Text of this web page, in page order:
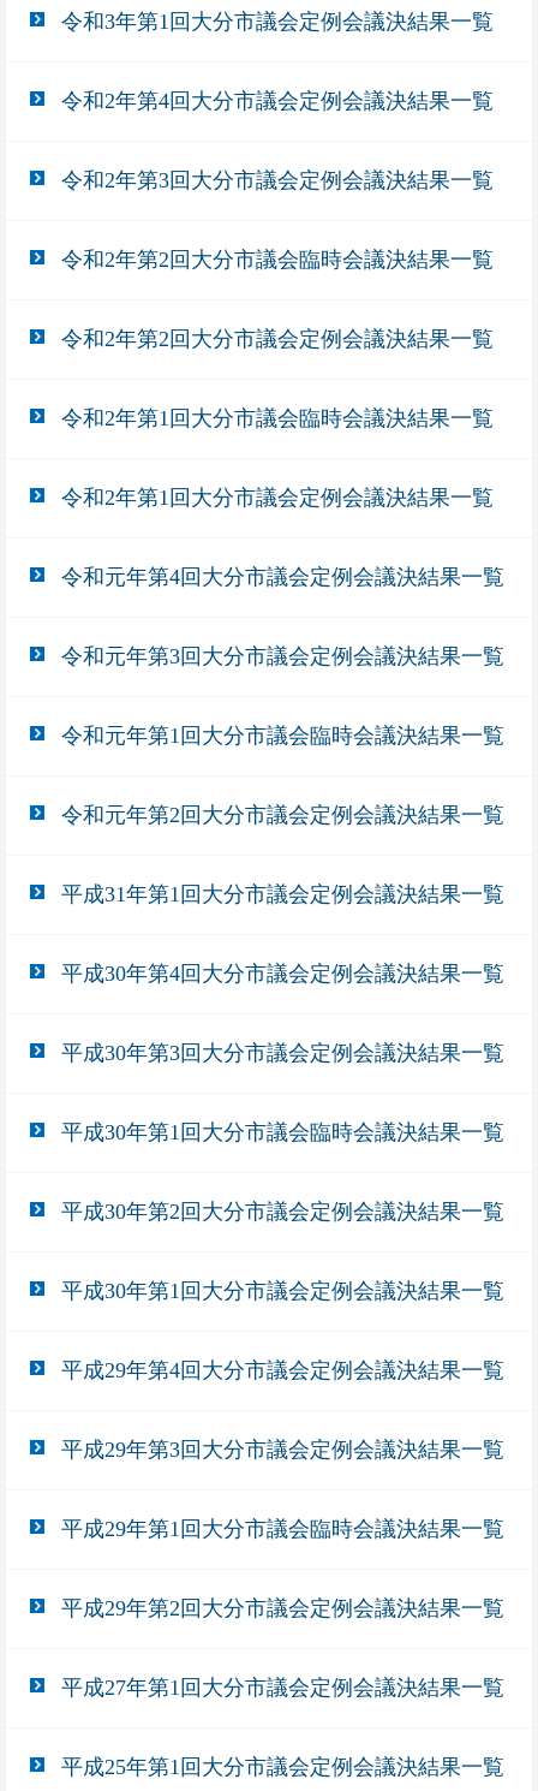
令和3年第1回大分市議会定例会議決結果一覧
令和2年第4回大分市議会定例会議決結果一覧
令和2年第3回大分市議会定例会議決結果一覧
令和2年第2回大分市議会臨時会議決結果一覧
令和2年第2回大分市議会定例会議決結果一覧
令和2年第1回大分市議会臨時会議決結果一覧
令和2年第1回大分市議会定例会議決結果一覧
令和元年第4回大分市議会定例会議決結果一覧
令和元年第3回大分市議会定例会議決結果一覧
令和元年第1回大分市議会臨時会議決結果一覧
令和元年第2回大分市議会定例会議決結果一覧
平成31年第1回大分市議会定例会議決結果一覧
平成30年第4回大分市議会定例会議決結果一覧
平成30年第3回大分市議会定例会議決結果一覧
平成30年第1回大分市議会臨時会議決結果一覧
平成30年第2回大分市議会定例会議決結果一覧
平成30年第1回大分市議会定例会議決結果一覧
平成29年第4回大分市議会定例会議決結果一覧
平成29年第3回大分市議会定例会議決結果一覧
平成29年第1回大分市議会臨時会議決結果一覧
平成29年第2回大分市議会定例会議決結果一覧
平成27年第1回大分市議会定例会議決結果一覧
平成25年第1回大分市議会定例会議決結果一覧